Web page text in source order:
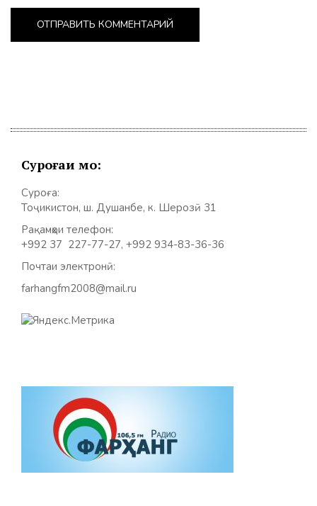
Суроғаи мо:
Суроға:
Тоҷикистон, ш. Душанбе, к. Шерозӣ 31
Рақамҳои телефон:
+992 37 227-77-27, +992 934-83-36-36
Почтаи электронӣ:
farhangfm2008@mail.ru